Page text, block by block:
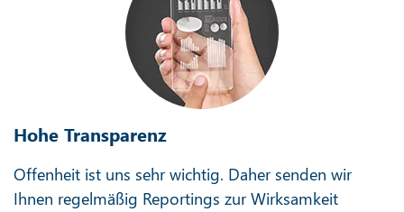
Hohe Transparenz
Offenheit ist uns sehr wichtig. Daher senden wir
Ihnen regelmäßig Reportings zur Wirksamkeit